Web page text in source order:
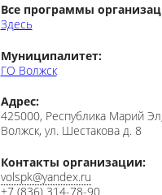
Здесь
ГО Волжск
425000, Республика Марий Эл, г.
Волжск, ул. Шестакова д. 8
volspk@yandex.ru
+7 (836) 314-78-90